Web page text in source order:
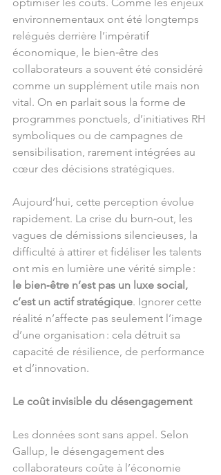
environnementaux ont été longtemps
relégués derrière l’impératif
économique, le bien‑être des
collaborateurs a souvent été considéré
comme un supplément utile mais non
vital. On en parlait sous la forme de
programmes ponctuels, d’initiatives RH
symboliques ou de campagnes de
sensibilisation, rarement intégrées au
cœur des décisions stratégiques.
Aujourd’hui, cette perception évolue
rapidement. La crise du burn‑out, les
vagues de démissions silencieuses, la
difficulté à attirer et fidéliser les talents
ont mis en lumière une vérité simple :
le bien‑être n’est pas un luxe social,
c’est un actif stratégique. Ignorer cette
réalité n’affecte pas seulement l’image
d’une organisation : cela détruit sa
capacité de résilience, de performance
et d’innovation.
Le coût invisible du désengagement
Les données sont sans appel. Selon
Gallup, le désengagement des
collaborateurs coûte à l’économie